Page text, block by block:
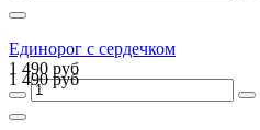
Единорог с сердечком
1 490 руб
1 490 руб